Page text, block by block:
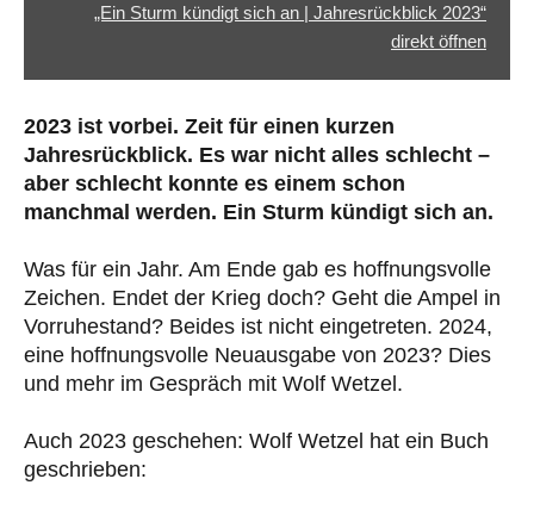
„Ein Sturm kündigt sich an | Jahresrückblick 2023“
direkt öffnen
2023 ist vorbei. Zeit für einen kurzen
Jahresrückblick. Es war nicht alles schlecht –
aber schlecht konnte es einem schon
manchmal werden. Ein Sturm kündigt sich an.
Was für ein Jahr. Am Ende gab es hoffnungsvolle
Zeichen. Endet der Krieg doch? Geht die Ampel in
Vorruhestand? Beides ist nicht eingetreten. 2024,
eine hoffnungsvolle Neuausgabe von 2023? Dies
und mehr im Gespräch mit Wolf Wetzel.
Auch 2023 geschehen: Wolf Wetzel hat ein Buch
geschrieben: